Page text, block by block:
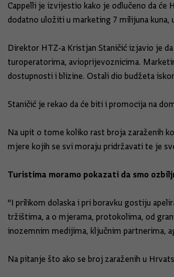
Cappelli je izvijestio kako je odlučeno da će
dodatno uložiti u marketing 7 milijuna kuna,
Direktor HTZ-a Kristjan Staničić izjavio je
turoperatorima, avioprijevoznicima.
dostupnosti i blizine. Ostali dio budžeta
Staničić je rekao da će biti i promocija na
Na upit o tome koliko rast broja zaraženih
mjere kojih se svi moraju pridržavati te je
Turistima moramo pokazati da smo
"I prilikom dolaska i pri boravku gostiju
tržištima, a o mjerama, protokolima, od
inozemnim medijima, ključnim partnerima,
Na pitanje što ako se broj zaraženih u